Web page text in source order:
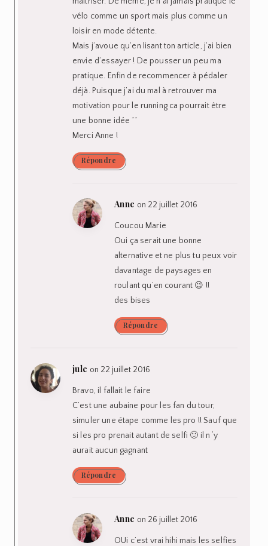
vélo comme un sport mais plus comme un
loisir en mode détente.
Mais j’avoue qu’en lisant ton article, j’ai bien
envie d’essayer ! De pousser un peu ma
pratique. Enfin de recommencer à pédaler
déjà. Puisque j’ai du mal à retrouver ma
motivation pour le running ca pourrait être
une bonne idée ^^
Merci Anne !
Répondre
Anne on 22 juillet 2016
Coucou Marie
Oui ça serait une bonne
alternative et ne plus tu peux voir
davantage de paysages en
roulant qu’en courant 😉 !!
des bises
Répondre
jule on 22 juillet 2016
Bravo, il fallait le faire
C’est une aubaine pour les fan du tour,
simuler une étape comme les pro !! Sauf que
si les pro prenait autant de selfi 🙂 il n ‘y
aurait aucun gagnant
Répondre
Anne on 26 juillet 2016
OUi c’est vrai hihi mais les selfies